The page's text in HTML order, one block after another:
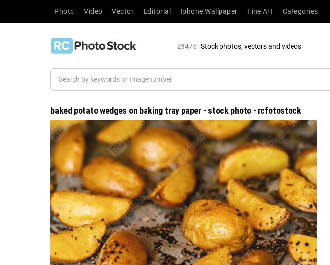
Photo Video Vector Editorial Iphone Wallpaper Fine Art Categories
28475 Stock photos, vectors and videos
baked potato wedges on baking tray paper - stock photo - rcfotostock